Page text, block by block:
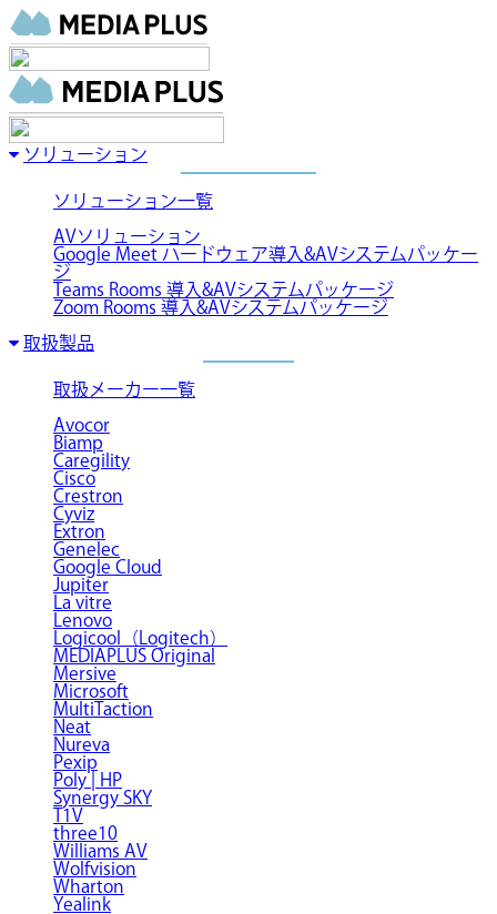
ソリューション
ソリューション一覧
AVソリューション
Google Meet ハードウェア導入&AVシステムパッケー
ジ
Teams Rooms 導入&AVシステムパッケージ
Zoom Rooms 導入&AVシステムパッケージ
取扱製品
取扱メーカー一覧
Avocor
Biamp
Caregility
Cisco
Crestron
Cyviz
Extron
Genelec
Google Cloud
Jupiter
La vitre
Lenovo
Logicool（Logitech）
MEDIAPLUS Original
Mersive
Microsoft
MultiTaction
Neat
Nureva
Pexip
Poly | HP
Synergy SKY
T1V
three10
Williams AV
Wolfvision
Wharton
Yealink